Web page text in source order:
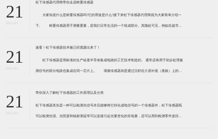
21
2021-01
松下传感器代理商带你走进称重传感器
大家知道什么是称重传感器吗?它的用途是什么?接下来松下传感器代理商就为大家简单介绍一
下。 称重传感器用于测量重量，是我们日常生活的一个组成部分。其随处可见，例如在超市柜
带有应变片的弹性体组成。弹性体通常由钢
21
2021-01
速看！松下传感器技术被已经透露出来了！
松下传感器是用标准的生产硅基半导体集成电路的工艺技术制造的。 通常还将用于初步处理被
测信号的部分电路也集成在同一芯片上。 薄膜传感器则是通过沉积在介质衬底（基板）上的，
器是利用相应材料的浆料，涂覆在陶瓷基片上
21
2021-01
带你深入了解松下传感器的工作原理以及分类
松下传感器其实是一种可以检测光信号并且能够将它转化成电信号的一个传感器件，松下传感器既
可以检测光强、光照度和辐射测温等可以直接引起光量变化的非电量，还可以用到检测零件直径、